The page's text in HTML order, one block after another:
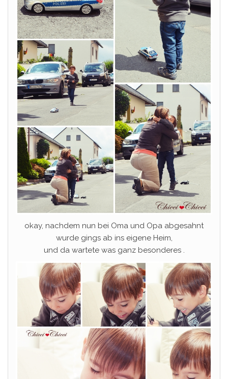
okay, nachdem nun bei Oma und Opa abgesahnt
wurde gings ab ins eigene Heim,
und da wartete was ganz besonderes .